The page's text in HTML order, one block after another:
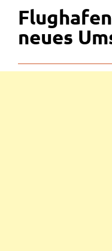
neues